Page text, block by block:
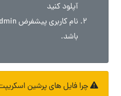
آپلود کنید
باشد.
چرا فایل های پرشین